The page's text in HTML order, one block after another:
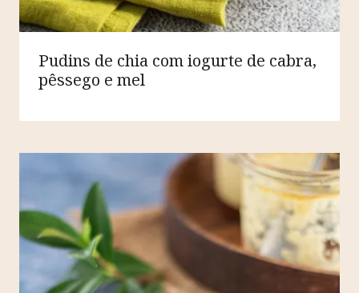
Pudins de chia com iogurte de cabra,
pêssego e mel